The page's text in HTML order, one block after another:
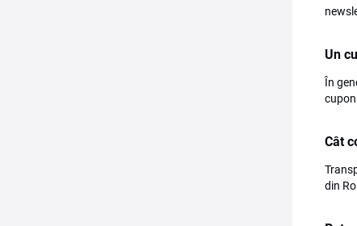
Un
În
Cât
din